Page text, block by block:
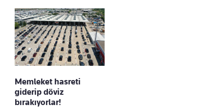
Memleket hasreti
giderip döviz
bırakıyorlar!